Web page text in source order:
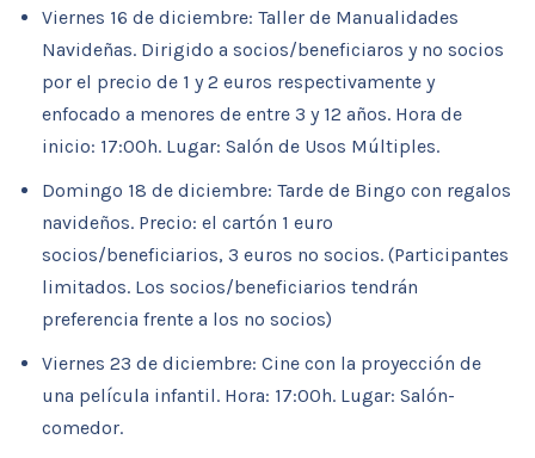
Viernes 16 de diciembre: Taller de Manualidades
Navideñas. Dirigido a socios/beneficiaros y no socios
por el precio de 1 y 2 euros respectivamente y
enfocado a menores de entre 3 y 12 años. Hora de
inicio: 17:00h. Lugar: Salón de Usos Múltiples.
Domingo 18 de diciembre: Tarde de Bingo con regalos
navideños. Precio: el cartón 1 euro
socios/beneficiarios, 3 euros no socios. (Participantes
limitados. Los socios/beneficiarios tendrán
preferencia frente a los no socios)
Viernes 23 de diciembre: Cine con la proyección de
una película infantil. Hora: 17:00h. Lugar: Salón-
comedor.